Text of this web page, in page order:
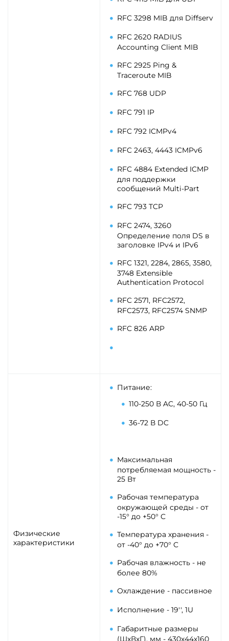
RFC 3298 MIB для Diffserv
RFC 2620 RADIUS
Accounting Client MIB
RFC 2925 Ping &
Traceroute MIB
RFC 768 UDP
RFC 791 IP
RFC 792 ICMPv4
RFC 2463, 4443 ICMPv6
RFC 4884 Extended ICMP
для поддержки
сообщений Multi-Part
RFC 793 TCP
RFC 2474, 3260
Определение поля DS в
заголовке IPv4 и IPv6
RFC 1321, 2284, 2865, 3580,
3748 Extensible
Authentication Protocol
RFC 2571, RFC2572,
RFC2573, RFC2574 SNMP
RFC 826 ARP
Физические
характеристики
Питание:
110-250 В AC, 40-50 Гц
36-72 В DC
Максимальная
потребляемая мощность -
25 Вт
Рабочая температура
окружающей среды - от
-15° до +50° С
Температура хранения -
от -40° до +70° С
Рабочая влажность - не
более 80%
Охлаждение - пассивное
Исполнение - 19'', 1U
Габаритные размеры
(ШxВxГ), мм - 430x44х160